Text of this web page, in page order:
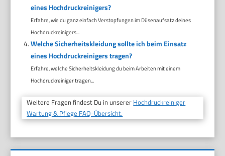
eines Hochdruckreinigers?
Erfahre, wie du ganz einfach Verstopfungen im Düsenaufsatz deines
Hochdruckreinigers...
Welche Sicherheitskleidung sollte ich beim Einsatz
eines Hochdruckreinigers tragen?
Erfahre, welche Sicherheitskleidung du beim Arbeiten mit einem
Hochdruckreiniger tragen...
Weitere Fragen findest Du in unserer Hochdruckreiniger
Wartung & Pflege FAQ-Übersicht.